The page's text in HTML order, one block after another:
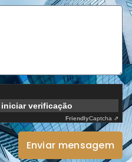
verificação
FriendlyCaptcha ⇗
Enviar mensagem